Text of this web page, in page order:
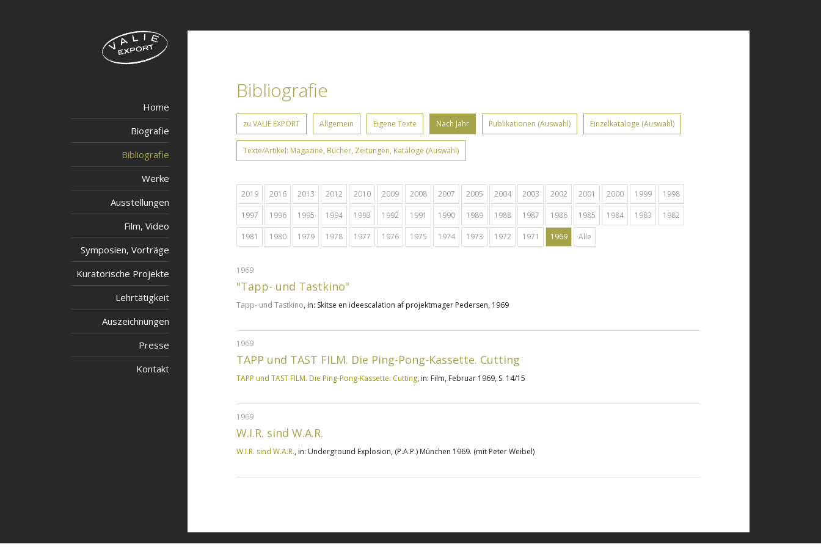
Home
Biografie
Bibliografie
Werke
Ausstellungen
Film, Video
Symposien, Vorträge
Kuratorische Projekte
Lehrtätigkeit
Auszeichnungen
Presse
Kontakt
Bibliografie
zu VALIE EXPORT Allgemein Eigene Texte Nach Jahr Publikationen (Auswahl) Einzelkataloge (Auswahl)
Texte/Artikel: Magazine, Bücher, Zeitungen, Kataloge (Auswahl)
2019 2016 2013 2012 2010 2009 2008 2007 2005 2004 2003 2002 2001 2000 1999 1998
1997 1996 1995 1994 1993 1992 1991 1990 1989 1988 1987 1986 1985 1984 1983 1982
1981 1980 1979 1978 1977 1976 1975 1974 1973 1972 1971 1969 Alle
1969
"Tapp- und Tastkino"
Tapp- und Tastkino, in: Skitse en ideescalation af projektmager Pedersen, 1969
1969
TAPP und TAST FILM. Die Ping-Pong-Kassette. Cutting
TAPP und TAST FILM. Die Ping-Pong-Kassette. Cutting, in: Film, Februar 1969, S. 14/15
1969
W.I.R. sind W.A.R.
W.I.R. sind W.A.R., in: Underground Explosion, (P.A.P.) München 1969. (mit Peter Weibel)